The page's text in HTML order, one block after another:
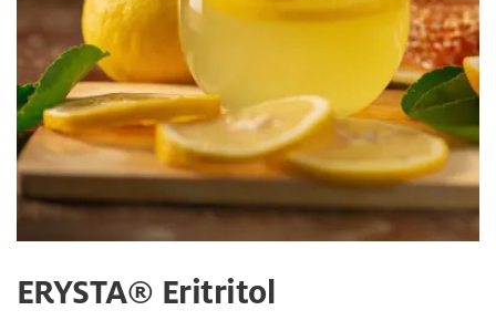
ERYSTA® Eritritol